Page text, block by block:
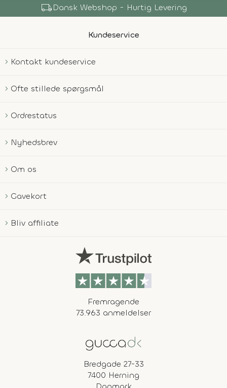
local_shippingDansk Webshop - Hurtig Levering
Kundeservice
Kontakt kundeservice
Ofte stillede spørgsmål
Ordrestatus
Nyhedsbrev
Om os
Gavekort
Bliv affiliate
Fremragende
73.963 anmeldelser
Bredgade 27-33
7400 Herning